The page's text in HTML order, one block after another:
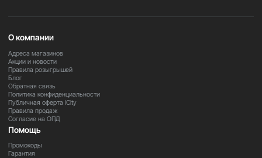
О компании
Адреса магазинов
Акции и новости
Правила розыгрышей
Блог
Обратная связь
Политика конфиденциальности
Публичная оферта iCity
Правила продаж
Согласие на ОПД
Помощь
Промокоды
Гарантия